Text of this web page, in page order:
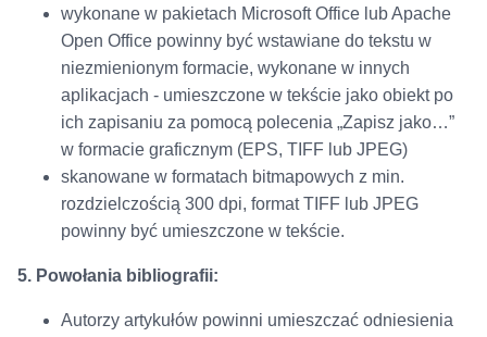
wykonane w pakietach Microsoft Office lub Apache
Open Office powinny być wstawiane do tekstu w
niezmienionym formacie, wykonane w innych
aplikacjach - umieszczone w tekście jako obiekt po
ich zapisaniu za pomocą polecenia „Zapisz jako…”
w formacie graficznym (EPS, TIFF lub JPEG)
skanowane w formatach bitmapowych z min.
rozdzielczością 300 dpi, format TIFF lub JPEG
powinny być umieszczone w tekście.
5. Powołania bibliografii:
Autorzy artykułów powinni umieszczać odniesienia